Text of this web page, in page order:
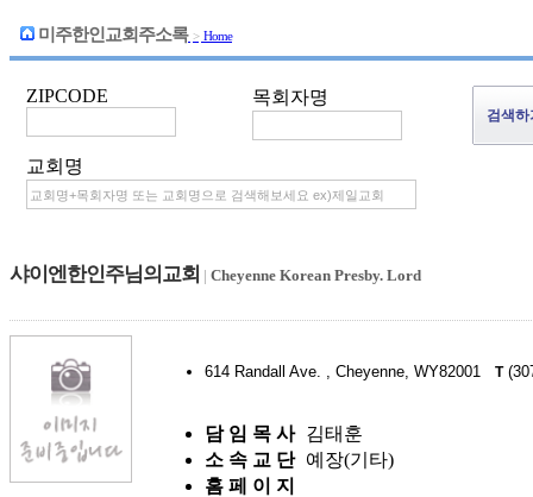
미주한인교회주소록 > Home
ZIPCODE 목회자명
교회명
샤이엔한인주님의교회 | Cheyenne Korean Presby. Lord
614 Randall Ave. , Cheyenne, WY82001 T
담 임 목 사 김태훈
소 속 교 단 예장(기타)
홈 페 이 지